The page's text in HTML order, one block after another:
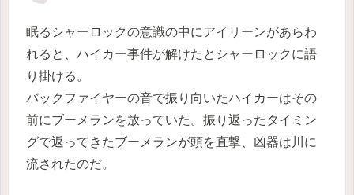
眠るシャーロックの意識の中にアイリーンがあらわ
れると、ハイカー事件が解けたとシャーロックに語
り掛ける。
バックファイヤーの音で振り向いたハイカーはその
前にブーメランを放っていた。振り返ったタイミン
グで返ってきたブーメランが頭を直撃、凶器は川に
流されたのだ。